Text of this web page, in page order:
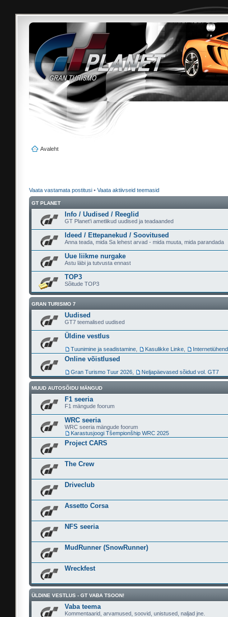
Avaleht
Vaata vastamata postitusi • Vaata aktiivseid teemasid
GT PLANET
Info / Uudised / Reeglid
GT Planet'i ametlikud uudised ja teadaanded
Ideed / Ettepanekud / Soovitused
Anna teada, mida Sa lehest arvad - mida muuta, mida parandada
Uue liikme nurgake
Astu läbi ja tutvusta ennast
TOP3
Sõitude TOP3
GRAN TURISMO 7
Uudised
GT7 teemalised uudised
Üldine vestlus
Tuunimine ja seadistamine Kasulikke Linke
Online võistlused
Gran Turismo Tuur 2026 Neljapäevased sõidud vol. GT7
MUUD AUTOSÕIDU MÄNGUD
F1 seeria
F1 mängude foorum
WRC seeria
WRC seeria mängude foorum
Karastusjoogi Tšempionšhip WRC 2025
Project CARS
The Crew
Driveclub
Assetto Corsa
NFS seeria
MudRunner (SnowRunner)
Wreckfest
ÜLDINE VESTLUS - GT VABA TSOON!
Vaba teema
Kommentaarid, arvamused, soovid, unistused, naljad jne.